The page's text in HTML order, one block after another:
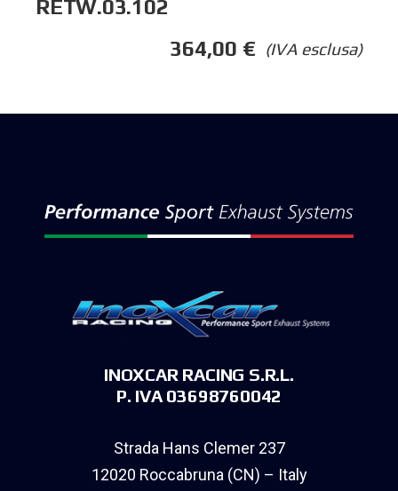
RETW.03.102
(IVA esclusa)
364,00 €
INOXCAR RACING S.R.L.
P. IVA 03698760042
Strada Hans Clemer 237
12020 Roccabruna (CN) – Italy